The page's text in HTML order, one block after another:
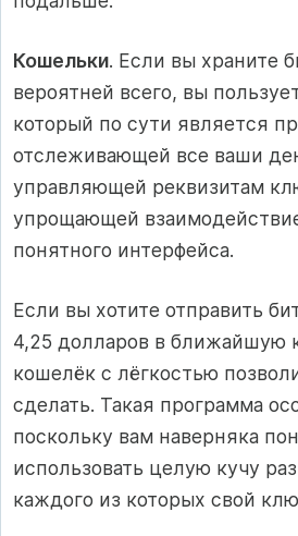
Кошельки. Если вы храните
вероятней всего, вы
который по сути является
отслеживающей все ваши
управляющей реквизитам
упрощающей
понятного интерфейса.
Если вы хотите отправить
4,25 долларов в ближайшую
кошелёк с лёгкостью
сделать. Такая программа
поскольку вам наверняка
использовать целую кучу
каждого из которых свой